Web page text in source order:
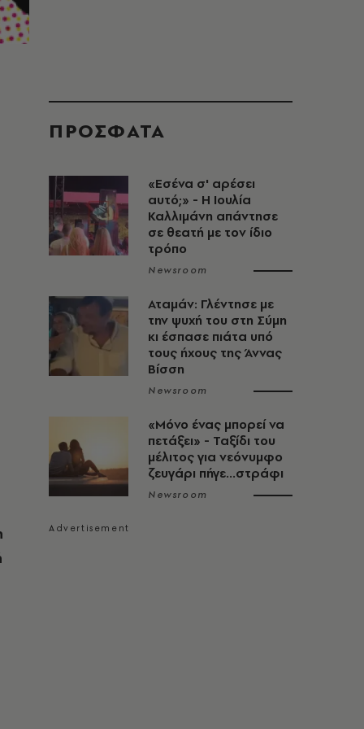
ΠΡΟΣΦΑΤΑ
«Εσένα σ' αρέσει
αυτό;» - Η Ιουλία
Καλλιμάνη απάντησε
σε θεατή με τον ίδιο
τρόπο
Newsroom
Αταμάν: Γλέντησε με
την ψυχή του στη Σύμη
κι έσπασε πιάτα υπό
τους ήχους της Άννας
Βίσση
Newsroom
«Μόνο ένας μπορεί να
πετάξει» - Ταξίδι του
μέλιτος για νεόνυμφο
ζευγάρι πήγε...στράφι
Newsroom